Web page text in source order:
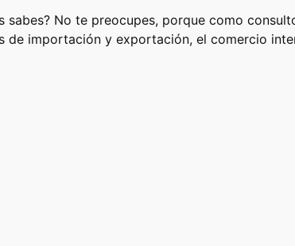
No te preocupes, porque como
importación y exportación, el comercio